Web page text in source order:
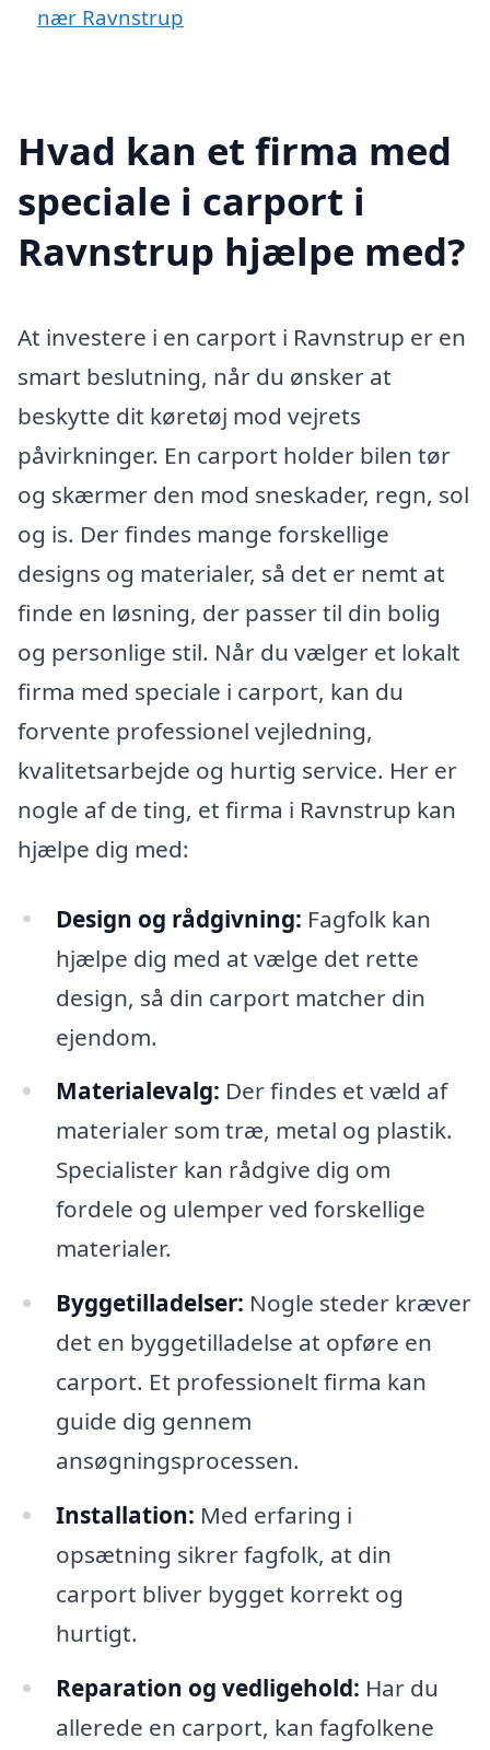
nær Ravnstrup
Hvad kan et firma med
speciale i carport i
Ravnstrup hjælpe med?
At investere i en carport i Ravnstrup er en
smart beslutning, når du ønsker at
beskytte dit køretøj mod vejrets
påvirkninger. En carport holder bilen tør
og skærmer den mod sneskader, regn, sol
og is. Der findes mange forskellige
designs og materialer, så det er nemt at
finde en løsning, der passer til din bolig
og personlige stil. Når du vælger et lokalt
firma med speciale i carport, kan du
forvente professionel vejledning,
kvalitetsarbejde og hurtig service. Her er
nogle af de ting, et firma i Ravnstrup kan
hjælpe dig med:
Design og rådgivning: Fagfolk kan
hjælpe dig med at vælge det rette
design, så din carport matcher din
ejendom.
Materialevalg: Der findes et væld af
materialer som træ, metal og plastik.
Specialister kan rådgive dig om
fordele og ulemper ved forskellige
materialer.
Byggetilladelser: Nogle steder kræver
det en byggetilladelse at opføre en
carport. Et professionelt firma kan
guide dig gennem
ansøgningsprocessen.
Installation: Med erfaring i
opsætning sikrer fagfolk, at din
carport bliver bygget korrekt og
hurtigt.
Reparation og vedligehold: Har du
allerede en carport, kan fagfolkene